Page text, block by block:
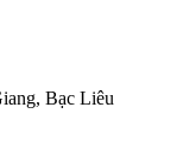
Bạc Liêu